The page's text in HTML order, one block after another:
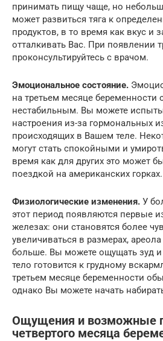
принимать пищу чаще, но
может развиться тяга к
продуктов, в то время как вкус и
отталкивать Вас. При появлении
проконсультируйтесь с врачом.
Эмоциональное состояние.
на третьем месяце беременности
нестабильным. Вы можете
настроения из-за гормональных
происходящих в Вашем теле.
могут стать спокойными и
время как для других это может
поездкой на американских горках.
Физиологические изменения. У
этот период появляются первые
железах: они становятся более
увеличиваться в размерах,
больше. Вы можете ощущать зуд
тело готовится к грудному
третьем месяце беременности
однако Вы можете начать
Ощущения и возможные
четвертого месяца